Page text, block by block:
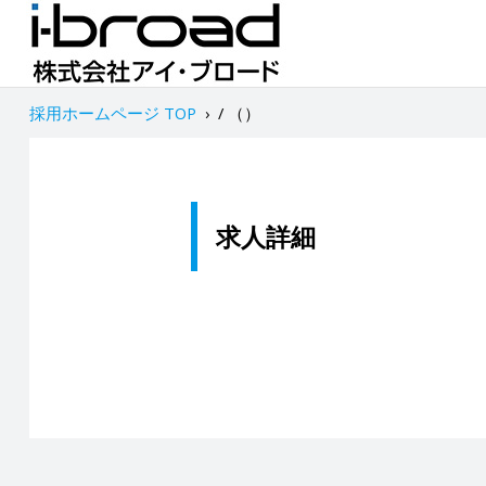
採用ホームページ TOP › / （）
求人詳細